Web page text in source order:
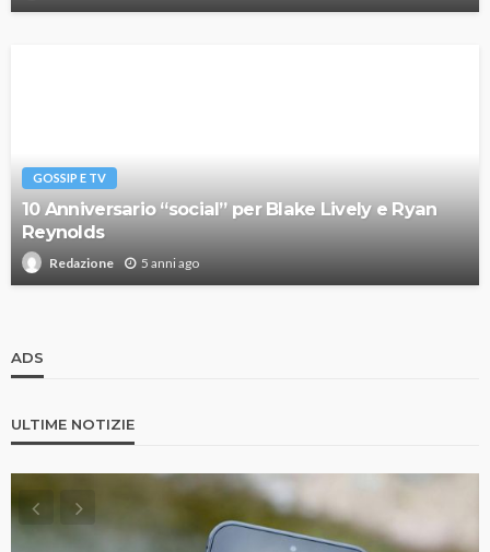
GOSSIP E TV
10 Anniversario “social” per Blake Lively e Ryan
Reynolds
Redazione 5 anni ago
ADS
ULTIME NOTIZIE